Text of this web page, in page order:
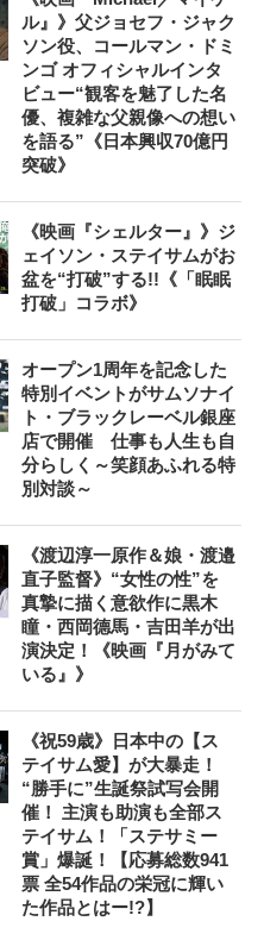
ル』》父ジョセフ・ジャク
ソン役、コールマン・ドミ
ンゴ オフィシャルインタ
ビュー“観客を魅了した名
優、複雑な父親像への想い
を語る”《日本興収70億円
突破》
《映画『シェルター』》ジ
ェイソン・ステイサムがお
盆を“打破”する!!《「眠眠
打破」コラボ》
オープン1周年を記念した
特別イベントがサムソナイ
ト・ブラックレーベル銀座
店で開催 仕事も人生も自
分らしく～笑顔あふれる特
別対談～
《渡辺淳一原作＆娘・渡邉
直子監督》“女性の性”を
真摯に描く意欲作に黒木
瞳・西岡德馬・吉田羊が出
演決定！《映画『月がみて
いる』》
《祝59歳》日本中の【ス
テイサム愛】が大暴走！
“勝手に”生誕祭試写会開
催！ 主演も助演も全部ス
テイサム！「ステサミー
賞」爆誕！【応募総数941
票 全54作品の栄冠に輝い
た作品とはー!?】